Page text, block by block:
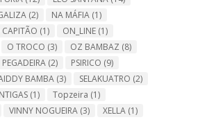
(2) NA MÁFIA(1)
CAPITÃO (1) ON_LINE(1)
O TROCO (3) OZ BAMBAZ (8)
PEGADEIRA(2) PSIRICO (9)
BAMBA(3) SELAKUATRO (2)
(1) Topzeira (1)
VINNY NOGUEIRA(3) XELLA(1)